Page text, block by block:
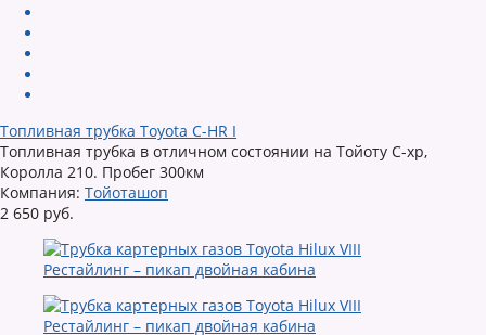
Топливная трубка Toyota C-HR I
Топливная трубка в отличном состоянии на Тойоту С-хр,
Королла 210. Пробег 300км
Компания: Тойоташоп
2 650 руб.